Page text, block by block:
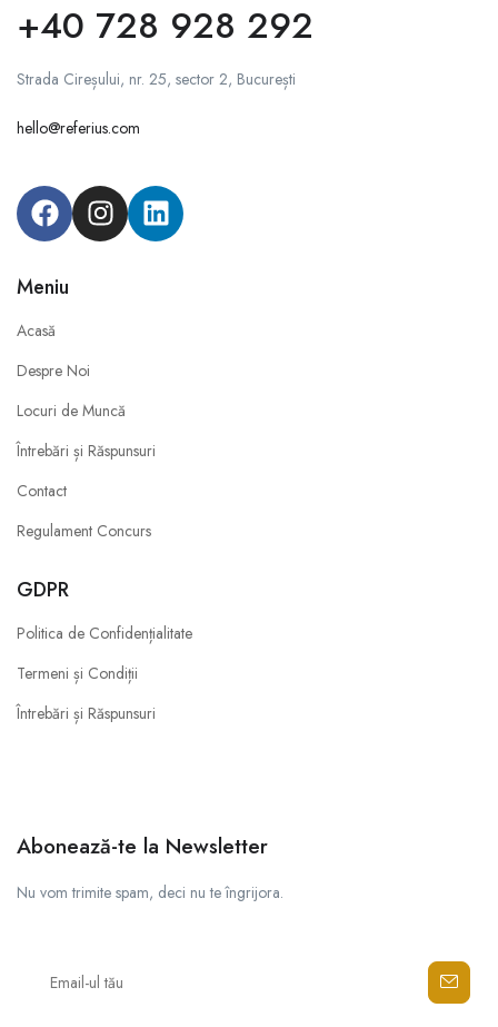
+40 728 928 292
Strada Cireșului, nr. 25, sector 2, București
hello@referius.com
Meniu
Acasă
Despre Noi
Locuri de Muncă
Întrebări și Răspunsuri
Contact
Regulament Concurs
GDPR
Politica de Confidențialitate
Termeni și Condiții
Întrebări și Răspunsuri
Abonează-te la Newsletter
Nu vom trimite spam, deci nu te îngrijora.